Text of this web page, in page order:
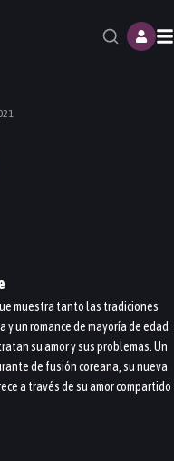
muestra tanto las tradiciones
un romance de mayoría de edad
su amor y sus problemas. Un
de fusión coreana, su nueva
a través de su amor compartido